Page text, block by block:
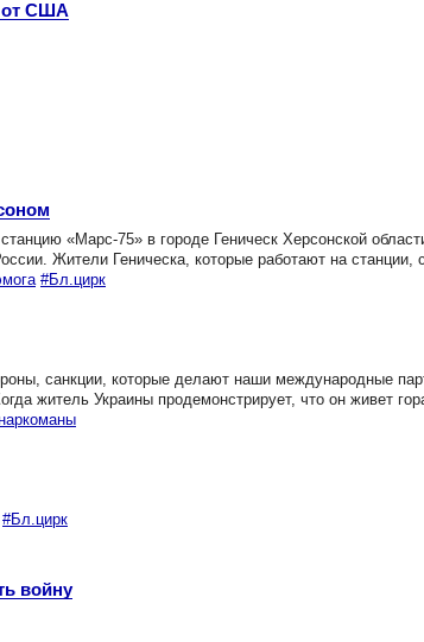
от США
«Марс-75» в городе Геническ Херсонской
Жители Геническа, которые работают на станции,
#Бл.цирк
санкции, которые делают наши международные
житель Украины продемонстрирует, что он живет
#Бл.цирк
войну